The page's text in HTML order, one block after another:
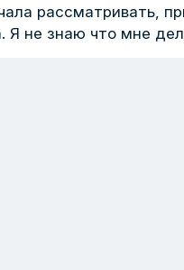
рассматривать,
Я не знаю что мне